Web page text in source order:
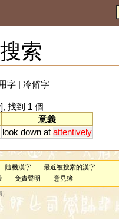
索
字| 冷僻字
], 找到 1 個
意義
look down at attentively
隨機漢字
最近被搜索的漢字
免責聲明 意見簿
）